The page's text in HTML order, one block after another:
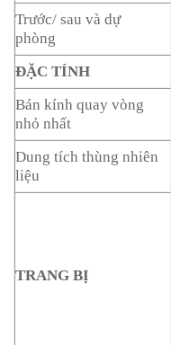
Trước/ sau và dự
phòng
ĐẶC TÍNH
Bán kính quay vòng
nhỏ nhất
Dung tích thùng nhiên
liệu
TRANG BỊ